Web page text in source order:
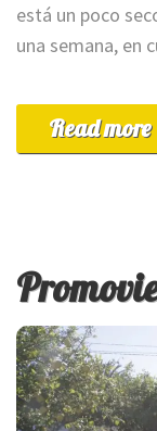
está un poco
una semana,
Read more